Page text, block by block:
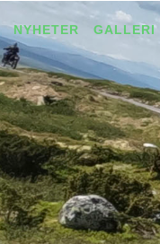
NYHETER GALLERI